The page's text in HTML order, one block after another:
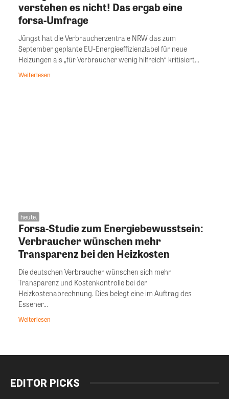
verstehen es nicht! Das ergab eine
forsa-Umfrage
Jüngst hat die Verbraucherzentrale NRW das zum
September geplante EU-Energieeffizienzlabel für neue
Heizungen als „für Verbraucher wenig hilfreich“ kritisiert...
Weiterlesen
heute.
Forsa-Studie zum Energiebewusstsein:
Verbraucher wünschen mehr
Transparenz bei den Heizkosten
Die deutschen Verbraucher wünschen sich mehr
Transparenz und Kostenkontrolle bei der
Heizkostenabrechnung. Dies belegt eine im Auftrag des
Essener...
Weiterlesen
EDITOR PICKS